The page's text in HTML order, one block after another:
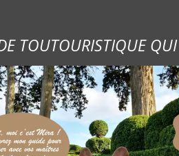
TOUTOURISTIQUE